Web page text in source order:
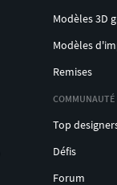
Modèles 3D
Modèles
Remises
COMMUNAUTÉ
Top
Défis
Forum